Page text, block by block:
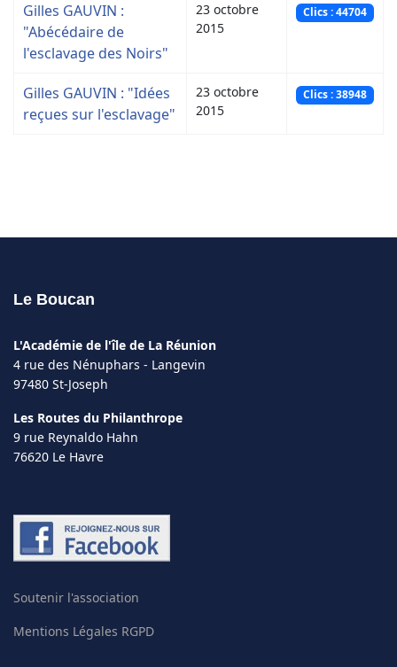
Gilles GAUVIN :
"Abécédaire de
l'esclavage des Noirs"
23 octobre
2015
Clics : 44704
Gilles GAUVIN : "Idées
reçues sur l'esclavage"
23 octobre
2015
Clics : 38948
Le Boucan
L'Académie de l'île de La Réunion
4 rue des Nénuphars - Langevin
97480 St-Joseph
Les Routes du Philanthrope
9 rue Reynaldo Hahn
76620 Le Havre
Soutenir l'association
Mentions Légales RGPD